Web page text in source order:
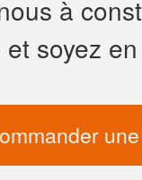
à
soyez